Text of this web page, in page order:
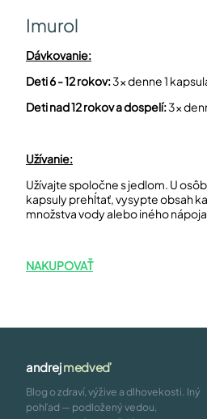
Imurol
Dávkovanie:
Deti 6 - 12 rokov:3x denne 1
Deti nad 12 rokov a dospelí:3x
Užívanie:
Užívajte spoločne s jedlom. U
kapsuly prehĺtať, vysypte obsah
množstva vody alebo iného
NAKUPOVAŤ
andrejmedveď
Blog o zdraví, výžive a dlhovekosti. Iný
pohľad — podložený vedou,